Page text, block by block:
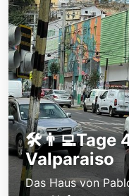
🛠️👨‍💻Tage
Valparaiso
Das Haus von